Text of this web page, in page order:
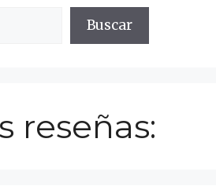
Buscar
reseñas: